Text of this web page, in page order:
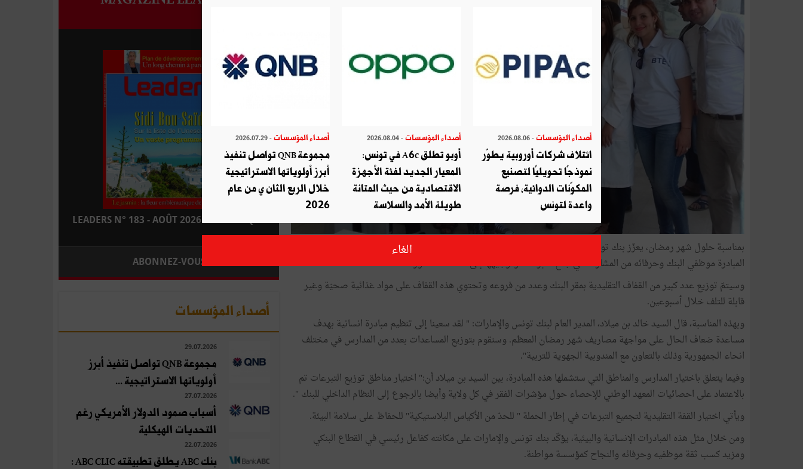
بمناسبة حلول شهر رمضان، يعزّز بنك تونس والإمارات ٲنشطته الاجتماعية ويطلق مبادرة " قفة رمضان " وستمكّن هذه
المبادرة موظفي البنك وحرفائه من المشاركة في جمع التبرعات وتوجيهها إلى العائلات المعوزة.
وسيتمّ توزيع عدد كبير من القفاف التقليدية بمقر البنك وعدد من فروعه وتحتوي هذه القفاف على مواد غذائية صحيّة وغير
قابلة للتلف خلال ٲسبوعين.
وبهذه المناسبة، قال السيد خالد بن ميلاد، المدير العام لبنك تونس والإمارات: " لقد سعينا إلى تنظيم مبادرة انسانية بهدف
مساعدة ضعاف الحال على مواجهة مصاريف شهر رمضان المعظم. وسنقوم بتوزيع المساعدات بعدد من المدارس في مختلف
انحاء الجمهورية وذلك بالتعاون مع المندوبية الجهوية للتربية".
وفيما يتعلق باختيار المدارس والمناطق التي ستشملها هذه المبادرة، بين السيد بن ميلاد أن:" اختيار مناطق توزيع التبرعات تم
بالاعتماد على احصائيات المعهد الوطني للإحصاء حول مؤشرات الفقر في كل ولاية وأيضا بالرجوع إلى النظام الداخلي للبنك ".
ويأتي اختيار القفة التقليدية لتجميع التبرعات في إطار الحملة " للحدّ من الأكياس البلاستيكية" للحفاظ على سلامة البيئة.
ومن خلال مثل هذه المبادرات الإنسانية والبيئية، يؤكّد بنك تونس والإمارات على مكانته كفاعل رئيسي في القطاع البنكي
ومزيد كسب ثقة موظفيه وحرفائه والنجاح كمؤسسة مواطنة.
LEADERS N° 183 - AOÛT 2026 : EN KIOSQUE
ABONNEZ-VOUS
أصداء المؤسسات
29.07.2026
مجموعة QNB تواصل تنفيذ أبرز
أولوياتها الاستراتيجية ...
27.07.2026
أسباب صمود الدولار الأمريكي رغم
التحديات الهيكلية
22.07.2026
بنك ABC يطلق تطبيقته ABC CLIC :
أصداء المؤسسات - 2026.08.06
ائتلاف شركات أوروبية يطوّر
نموذجًا تحويليًا لتصنيع
المكوّنات الدوائية، فرصة
واعدة لتونس
أصداء المؤسسات - 2026.08.04
أوبو تطلق A6c في تونس:
المعيار الجديد لفئة الأجهزة
الاقتصادية من حيث المتانة
طويلة الأمد والسلاسة
أصداء المؤسسات- 2026.07.29
مجموعة QNB تواصل تنفيذ
أبرز أولوياتها الاستراتيجية
خلال الربع الثان ي من عام
2026
الغاء